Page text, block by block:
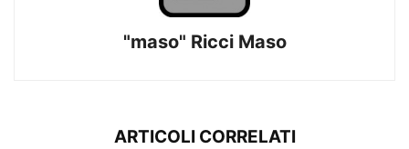
"maso" Ricci Maso
ARTICOLI CORRELATI